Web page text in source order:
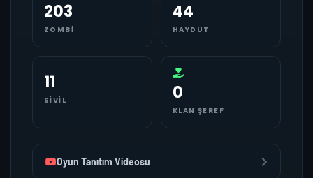
203
ZOMBI
44
HAYDUT
11
SIVIL 0
KLAN ŞEREF
Oyun Tanıtım Videosu